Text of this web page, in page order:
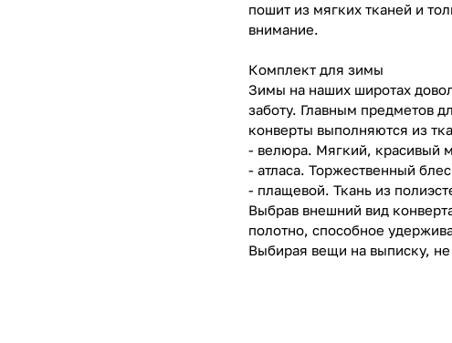
пошит из мягких тканей и
внимание.
Комплект для зимы
Зимы на наших широтах
заботу. Главным предметов
конверты выполняются из
- велюра. Мягкий, красивый
- атласа. Торжественный
- плащевой. Ткань из
Выбрав внешний вид
полотно, способное
Выбирая вещи на выписку, не